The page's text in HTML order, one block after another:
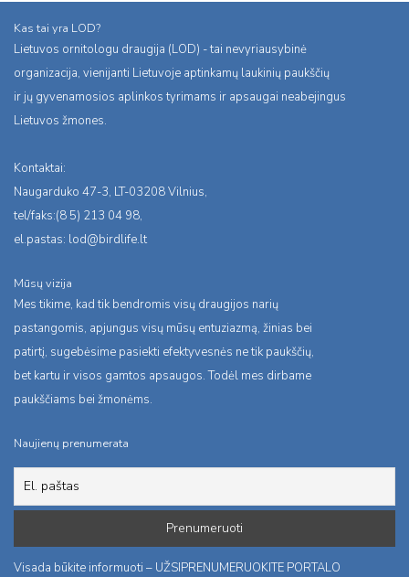
Kas tai yra LOD?
Lietuvos ornitologu draugija (LOD) - tai nevyriausybinė
organizacija, vienijanti Lietuvoje aptinkamų laukinių paukščių
ir jų gyvenamosios aplinkos tyrimams ir apsaugai neabejingus
Lietuvos žmones.
Kontaktai:
Naugarduko 47-3, LT-03208 Vilnius,
tel/faks:(8 5) 213 04 98,
el.pastas: lod@birdlife.lt
Mūsų vizija
Mes tikime, kad tik bendromis visų draugijos narių
pastangomis, apjungus visų mūsų entuziazmą, žinias bei
patirtį, sugebėsime pasiekti efektyvesnės ne tik paukščių,
bet kartu ir visos gamtos apsaugos. Todėl mes dirbame
paukščiams bei žmonėms.
Naujienų prenumerata
Visada būkite informuoti – UŽSIPRENUMERUOKITE PORTALO